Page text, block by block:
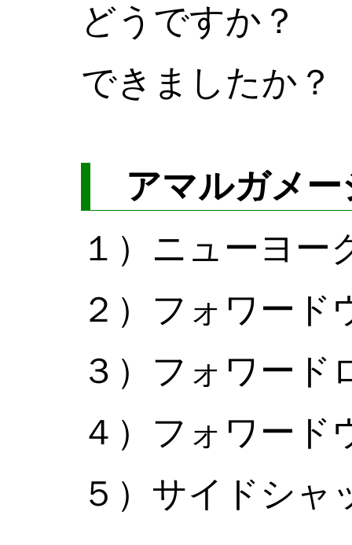
どうですか？
できましたか？
アマルガメー
１）ニューヨー
２）フォワード
３）フォワード
４）フォワード
５）サイドシャ